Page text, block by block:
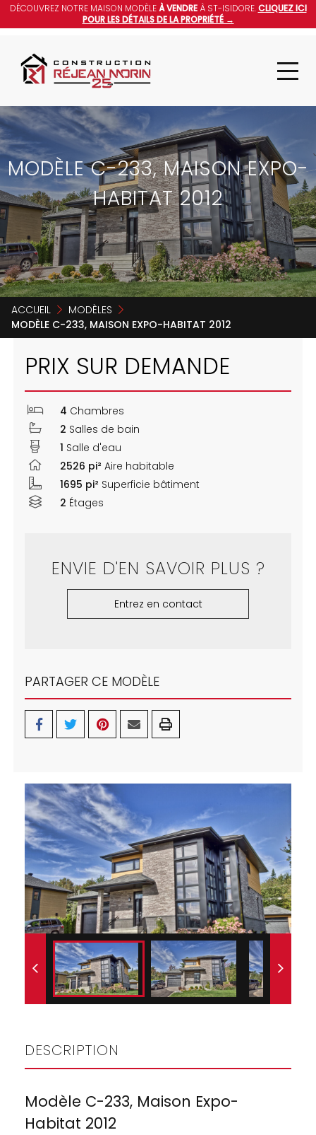
DÉCOUVREZ NOTRE MAISON MODÈLEÀ VENDREÀ ST-ISIDORE.CLIQUEZ ICI
POUR LES DÉTAILS DE LA PROPRIÉTÉ →
MODÈLE C-233, MAISON EXPO-
HABITAT 2012
ACCUEIL
MODÈLES
MODÈLE C-233, MAISON EXPO-HABITAT 2012
PRIX SUR DEMANDE
4 Chambres
2 Salles de bain
1 Salle d'eau
2526 pi² Aire habitable
1695 pi² Superficie bâtiment
2 Étages
ENVIE D'EN SAVOIR PLUS ?
Entrez en contact
PARTAGER CE MODÈLE
DESCRIPTION
Modèle C-233, Maison Expo-
Habitat 2012